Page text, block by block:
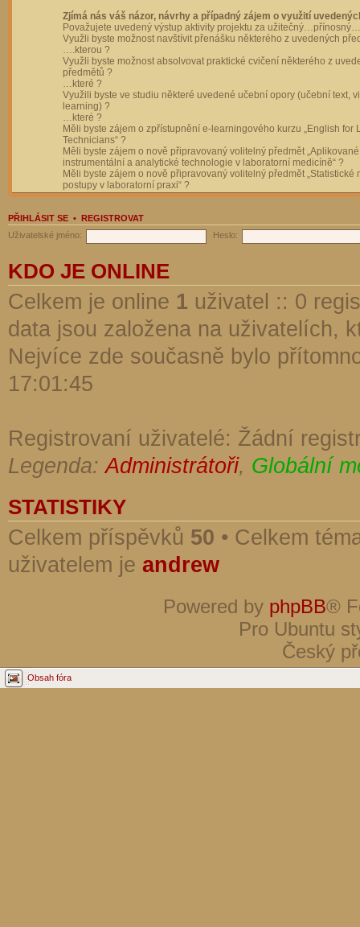
Zjímá nás váš názor, návrhy a případný zájem o využití
Považujete uvedený výstup aktivity projektu za
Využli byste možnost navštívit přenášku některého z uvedených
….kterou ?
Využli byste možnost absolvovat praktické cvičení některého z
předmětů ?
…které ?
Využili byste ve studiu některé uvedené učební opory (učební text,
learning) ?
…které ?
Měli byste zájem o zpřístupnění e-learningového kurzu „English for
Technicians“ ?
Měli byste zájem o nově připravovaný volitelný předmět „Aplikované
instrumentální a analytické technologie v laboratorní medicíně“ ?
Měli byste zájem o nově připravovaný volitelný předmět „Statistické
postupy v laboratorní praxi“ ?
PŘIHLÁSIT SE • REGISTROVAT
Uživatelské jméno:
Heslo:
KDO JE ONLINE
Celkem je online 1 uživatel :: 0
data jsou založena na uživatelích,
Nejvíce zde současně bylo
17:01:45
Registrovaní uživatelé: Žádní
Legenda:Administrátoři, Globální
STATISTIKY
Celkem příspěvků 50 • Celkem
uživatelem je andrew
Powered by phpBB®
Pro Ubuntu
Český
Obsah fóra